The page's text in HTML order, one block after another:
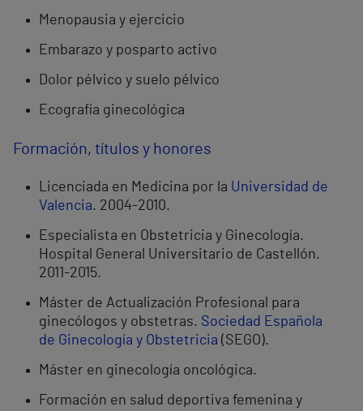
Menopausia y ejercicio
Embarazo y posparto activo
Dolor pélvico y suelo pélvico
Ecografía ginecológica
Formación, títulos y honores
Licenciada en Medicina por la Universidad de
Valencia. 2004-2010.
Especialista en Obstetricia y Ginecología.
Hospital General Universitario de Castellón.
2011-2015.
Máster de Actualización Profesional para
ginecólogos y obstetras. Sociedad Española
de Ginecología y Obstetricia (SEGO).
Máster en ginecología oncológica.
Formación en salud deportiva femenina y